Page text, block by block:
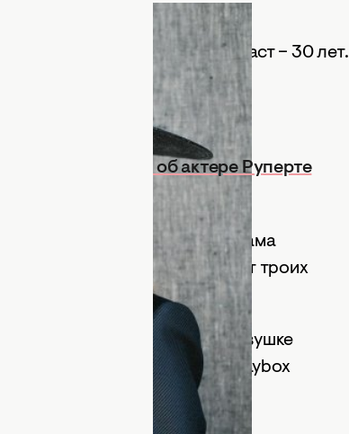
г. в Нортгемптоне. Возраст – 30 лет.
факты об актере Руперте
папа был бизнесменом, а мама
саду. Также актриса имеет троих
театром. Когда девушке
в известном театре. Playbox